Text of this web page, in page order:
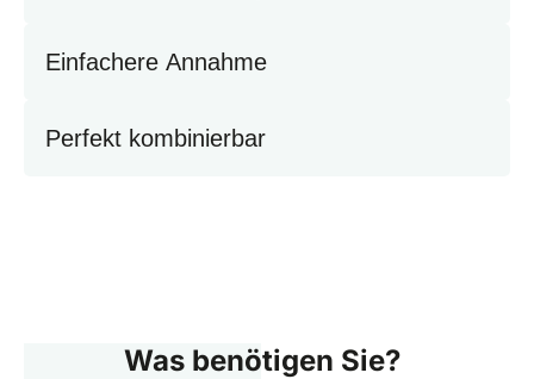
Einfachere Annahme
Perfekt kombinierbar
Was benötigen Sie?